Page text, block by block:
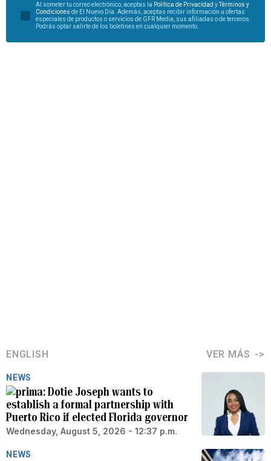
Al someter tu correo electrónico, aceptas la Política de Privacidad yTérminos y
Condiciones de El Nuevo Día. Además, aceptas recibir información u ofertas
especiales de productos o servicios de GFR Media, sus afiliadas o de terceros.
Podrás optar salirte de los boletines en cualquier momento.
ENGLISH VER MÁS
NEWS
Dotie Joseph wants to
establish a formal partnership with
Puerto Rico if elected Florida governor
Wednesday, August 5, 2026 - 12:37 p.m.
NEWS